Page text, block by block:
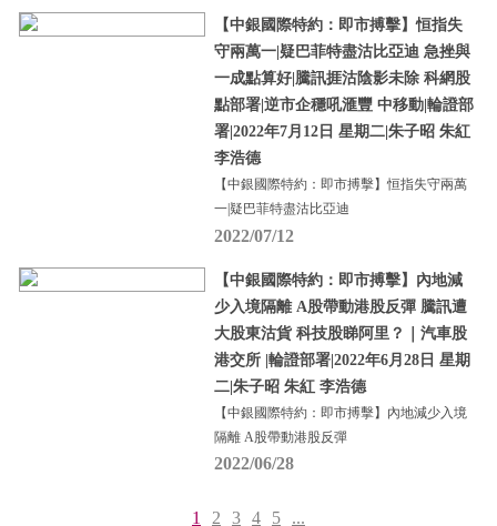
【中銀國際特約：即市搏擊】恒指失
守兩萬一|疑巴菲特盡沽比亞迪 急挫與
一成點算好|騰訊捱沽陰影未除 科網股
點部署|逆市企穩吼滙豐 中移動|輪證部
署|2022年7月12日 星期二|朱子昭 朱紅
李浩德
【中銀國際特約：即市搏擊】恒指失守兩萬
一|疑巴菲特盡沽比亞迪
2022/07/12
【中銀國際特約：即市搏擊】內地減
少入境隔離 A股帶動港股反彈 騰訊遭
大股東沽貨 科技股睇阿里？｜汽車股
港交所 |輪證部署|2022年6月28日 星期
二|朱子昭 朱紅 李浩德
【中銀國際特約：即市搏擊】內地減少入境
隔離 A股帶動港股反彈
2022/06/28
1 2 3 4 5 ...